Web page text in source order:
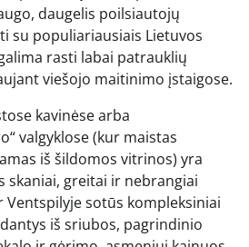
daugelis poilsiautojų
su populiariausiais Lietuvos
rasti labai patrauklių
viešojo maitinimo įstaigose.
kavinėse arba
valgyklose (kur maistas
iš šildomos vitrinos) yra
skaniai, greitai ir nebrangiai
Ventspilyje sotūs kompleksiniai
iš sriubos, pagrindinio